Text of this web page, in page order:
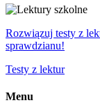
Rozwiązuj testy z
sprawdzianu!
Testy z lektur
Menu